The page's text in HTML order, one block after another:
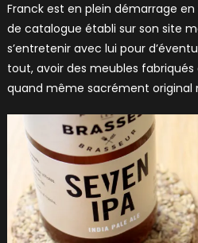
Franck est en plein démarrage en
de catalogue établi sur son site
s’entretenir avec lui pour
tout, avoir des meubles fabriqués
quand même sacrément original